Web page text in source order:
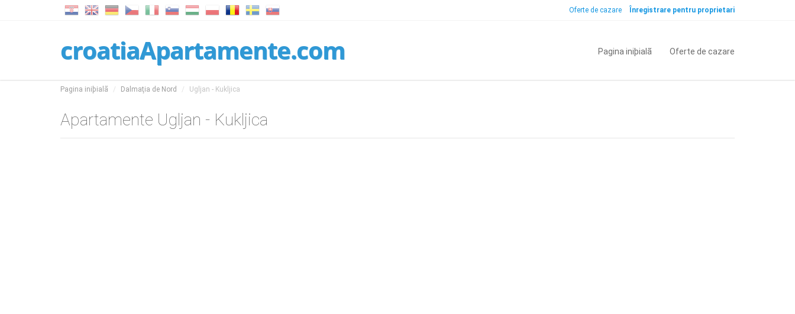
Oferte de cazare Înregistrare pentru proprietari
croatiaApartamente.com Pagina iniþialã Oferte de cazare
Pagina iniþialã Dalmaţia de Nord Ugljan - Kukljica
Apartamente Ugljan - Kukljica